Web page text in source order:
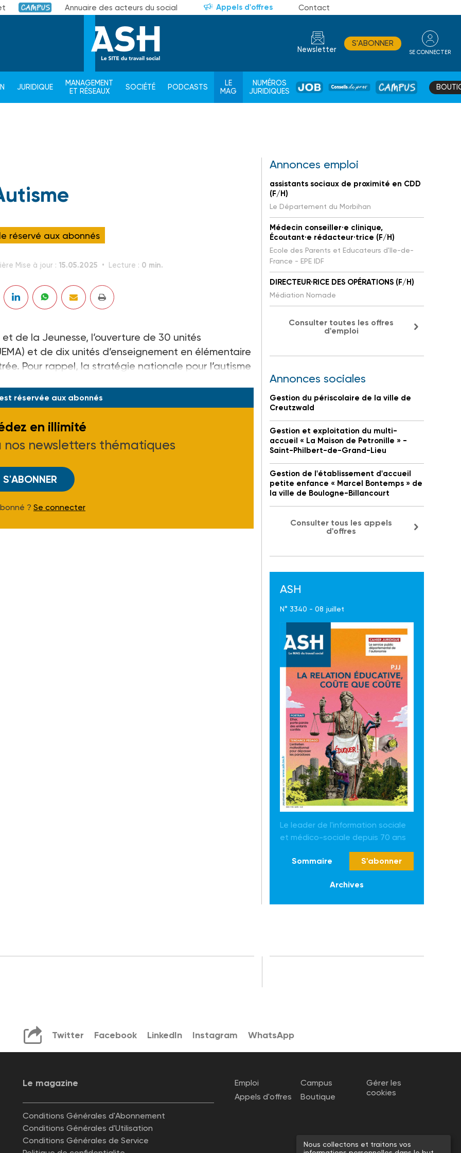
Campus Annuaire des acteurs du social Appels d'offres Contact
Newsletter
S'ABONNER
SE CONNECTER
JURIDIQUE
MANAGEMENT
ET RÉSEAUX
SOCIÉTÉ PODCASTS
LE
MAG
NUMÉROS
JURIDIQUES
JOB
DE
CAMPUS
réservé aux abonnés
Mise à jour : 15.05.2025 Lecture : 0 min.
de la Jeunesse, l’ouverture de 30 unités
et de dix unités d’enseignement en élémentaire
Pour rappel, la stratégie nationale pour l’autisme
réservée aux abonnés
en illimité
nos newsletters thématiques
S'ABONNER
? Se connecter
Annonces emploi
assistants sociaux de proximité en CDD
(F/H)
Le Département du Morbihan
Médecin conseiller·e clinique,
Écoutant·e rédacteur·trice (F/H)
Ecole des Parents et Educateurs d'Ile-de-
France - EPE IDF
DIRECTEUR·RICE DES OPÉRATIONS (F/H)
Médiation Nomade
Consulter toutes les offres
d'emploi
Annonces sociales
Gestion du périscolaire de la ville de
Creutzwald
Gestion et exploitation du multi-
accueil « La Maison de Petronille » -
Saint-Philbert-de-Grand-Lieu
Gestion de l'établissement d'accueil
petite enfance « Marcel Bontemps » de
la ville de Boulogne-Billancourt
Consulter tous les appels
d'offres
ASH
N° 3340 - 08 juillet
Le leader de l'information sociale
et médico-sociale depuis 70 ans
Sommaire S'abonner
Archives
Twitter Facebook LinkedIn Instagram WhatsApp
Le magazine
Conditions Générales d'Abonnement
Conditions Générales d'Utilisation
Conditions Générales de Service
Emploi
Appels d'offres
Campus
Boutique
Gérer les
cookies
Nous collectons et traitons vos